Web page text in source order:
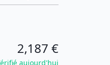
2,187 €
aujourd'hui